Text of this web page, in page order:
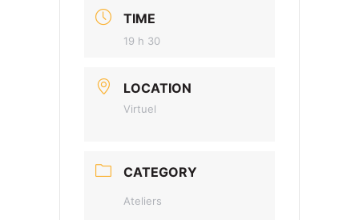
TIME
19 h 30
LOCATION
Virtuel
CATEGORY
Ateliers